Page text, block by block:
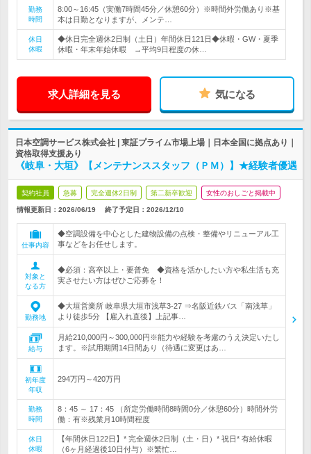
勤務
時間
8:00～16:45（実働7時間45分／休憩60分）※時間外労働あり※基
本は日勤となりますが、メンテ…
休日
休暇
◆休日完全週休2日制（土日）年間休日121日◆休暇・GW・夏季
休暇・年末年始休暇 →平均9日程度の休…
求人詳細を見る 気になる
日本空調サービス株式会社 | 東証プライム市場上場｜日本全国に拠点あり｜
資格取得支援あり
《岐阜・大垣》【メンテナンススタッフ（ＰＭ）】★経験者優遇
契約社員 急募 完全週休2日制 第二新卒歓迎 女性のおしごと掲載中
情報更新日：2026/06/19 終了予定日： 2026/12/10
仕事内容
◆空調設備を中心とした建物設備の点検・整備やリニューアル工
事などをお任せします。
対象と
なる方
◆必須：高卒以上・要普免 ◆資格を活かしたい方や私生活も充
実させたい方はぜひご応募を！
勤務地
◆大垣営業所 岐阜県大垣市浅草3-27 ⇒名阪近鉄バス「南浅草」
より徒歩5分 【雇入れ直後】上記事…
給与
月給210,000円～300,000円※能力や経験を考慮のうえ決定いたし
ます。※試用期間14日間あり（待遇に変更はあ…
初年度
年収
294万円～420万円
勤務
時間
8：45 ～ 17：45 （所定労働時間8時間0分／休憩60分）時間外労
働：有※残業月10時間程度
休日
休暇
【年間休日122日】* 完全週休2日制（土・日）* 祝日* 有給休暇
（6ヶ月経過後10日付与）※繁忙…